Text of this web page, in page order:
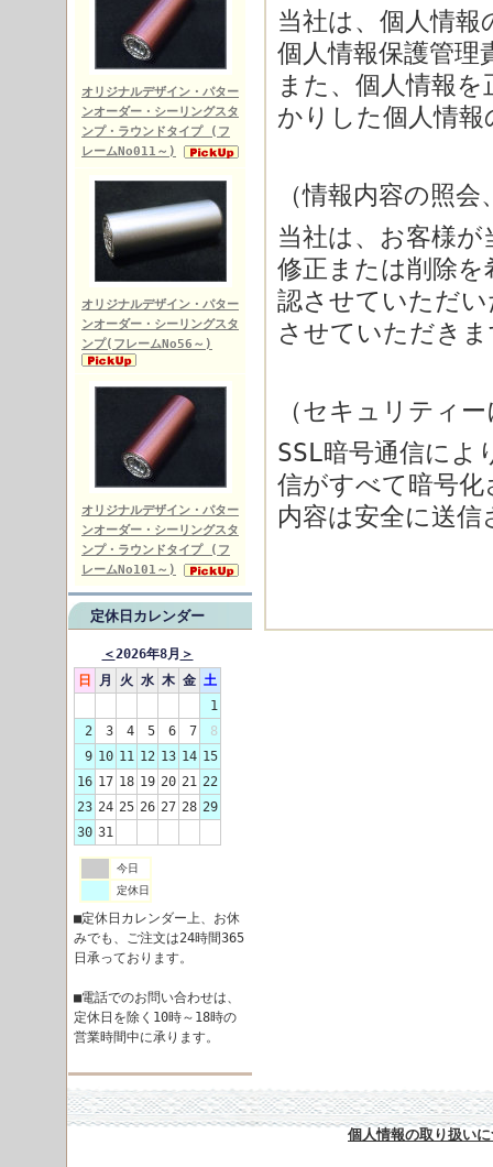
オリジナルデザイン・パター
ンオーダー・シーリングスタ
ンプ・ラウンドタイプ (フ
レームNo011～)
オリジナルデザイン・パター
ンオーダー・シーリングスタ
ンプ(フレームNo56～)
オリジナルデザイン・パター
ンオーダー・シーリングスタ
ンプ・ラウンドタイプ (フ
レームNo101～)
定休日カレンダー
＜2026年8月 ＞
日
月 火 水 木 金 土
1
2
3 4 5 6 7
8
9 10 11 12 13 14 15
16 17 18 19 20 21 22
23 24 25 26 27 28 29
30 31
今日
定休日
■定休日カレンダー上、お休
みでも、ご注文は24時間365
日承っております。
■電話でのお問い合わせは、
定休日を除く10時～18時の
営業時間中に承ります。
当社は、個人情
個人情報保護管理
また、個人情報
かりした個人情
（情報内容の照
当社は、お客様
修正または削除
認させていただ
させていただき
（セキュリティ
SSL暗号通信によ
信がすべて暗号
内容は安全に送信
個人情報の取り扱い